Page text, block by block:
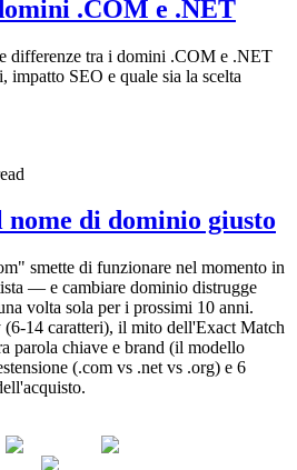
.COM e .NET
differenze tra i domini .COM e .NET
SEO e quale sia la scelta
nome di dominio giusto
smette di funzionare nel momento in
— e cambiare dominio distrugge
volta sola per i prossimi 10 anni.
14 caratteri), il mito dell'Exact Match
parola chiave e brand (il modello
(.com vs .net vs .org) e 6